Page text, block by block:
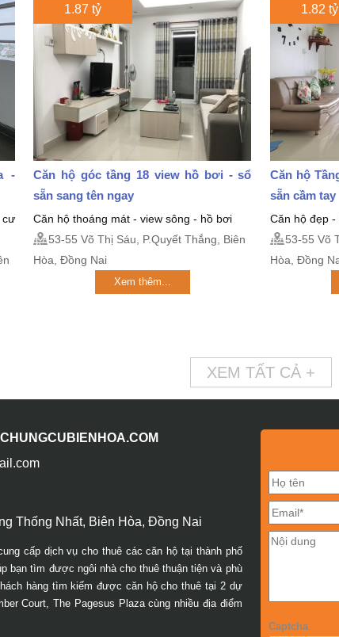
-
1.87 tỷ
Căn hộ góc tầng 18 view hồ bơi - sổ
sẵn sang tên ngay
Căn hộ thoáng mát - view sông - hồ bơi
53-55 Võ Thị Sáu, P.Quyết Thắng, Biên
Hòa, Đồng Nai
Xem thêm...
1.82 tỷ
Căn hộ
sẵn cầm tay
Căn hộ đẹp -
53-55 Võ
Hòa, Đồng
XEM TẤT CẢ +
Captcha
Thống Nhất, Biên Hòa, Đồng Nai
cấp dịch vụ cho thuê các căn hộ tại thành phố
bạn tìm được ngôi nhà cho thuê thuận tiện và phù
hàng tìm kiếm được căn hộ cho thuê tại 2 dự
Court, The Pagesus Plaza cùng nhiều địa điểm